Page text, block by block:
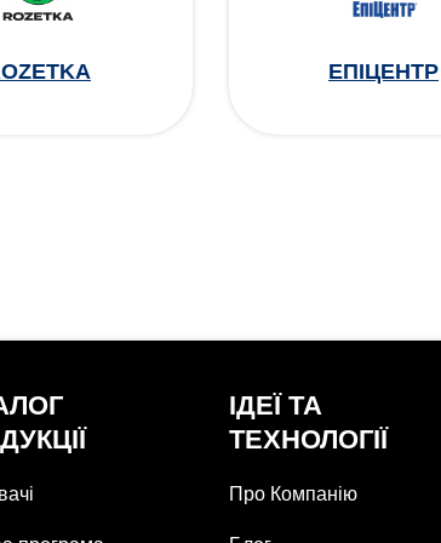
ЕПІЦЕНТР
ІДЕЇ ТА
ТЕХНОЛОГІЇ
Про Компанію